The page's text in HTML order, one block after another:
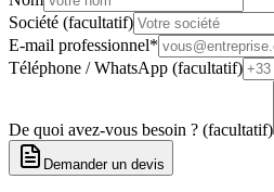
Société (facultatif)
E-mail professionnel*
Téléphone / WhatsApp (facultatif)
De quoi avez-vous besoin ? (facultatif)
Demander un devis